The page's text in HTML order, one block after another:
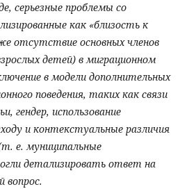
серьезные проблемы со
как «близость к
отсутствие основных членов
детей) в миграционном
в модели дополнительных
поведения, таких как связи
гендер, использование
и контекстуальные различия
е. муниципальные
детализировать ответ на
вопрос.